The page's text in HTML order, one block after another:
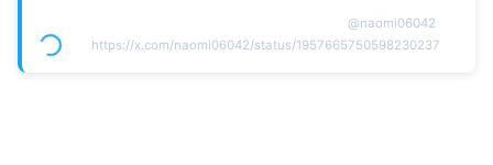
@naomi06042
https://x.com/naomi06042/status/1957665750598230237